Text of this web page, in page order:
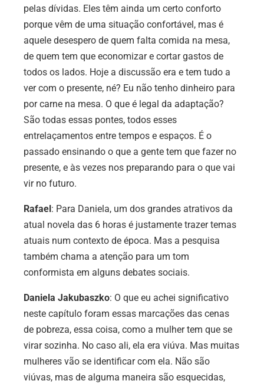
pelas dívidas. Eles têm ainda um certo conforto
porque vêm de uma situação confortável, mas é
aquele desespero de quem falta comida na mesa,
de quem tem que economizar e cortar gastos de
todos os lados. Hoje a discussão era e tem tudo a
ver com o presente, né? Eu não tenho dinheiro para
por carne na mesa. O que é legal da adaptação?
São todas essas pontes, todos esses
entrelaçamentos entre tempos e espaços. É o
passado ensinando o que a gente tem que fazer no
presente, e às vezes nos preparando para o que vai
vir no futuro.
Rafael : Para Daniela, um dos grandes atrativos da
atual novela das 6 horas é justamente trazer temas
atuais num contexto de época. Mas a pesquisa
também chama a atenção para um tom
conformista em alguns debates sociais.
Daniela Jakubaszko: O que eu achei significativo
neste capítulo foram essas marcações das cenas
de pobreza, essa coisa, como a mulher tem que se
virar sozinha. No caso ali, ela era viúva. Mas muitas
mulheres vão se identificar com ela. Não são
viúvas, mas de alguma maneira são esquecidas,